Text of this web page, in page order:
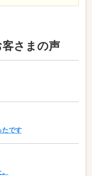
さまの声
たです